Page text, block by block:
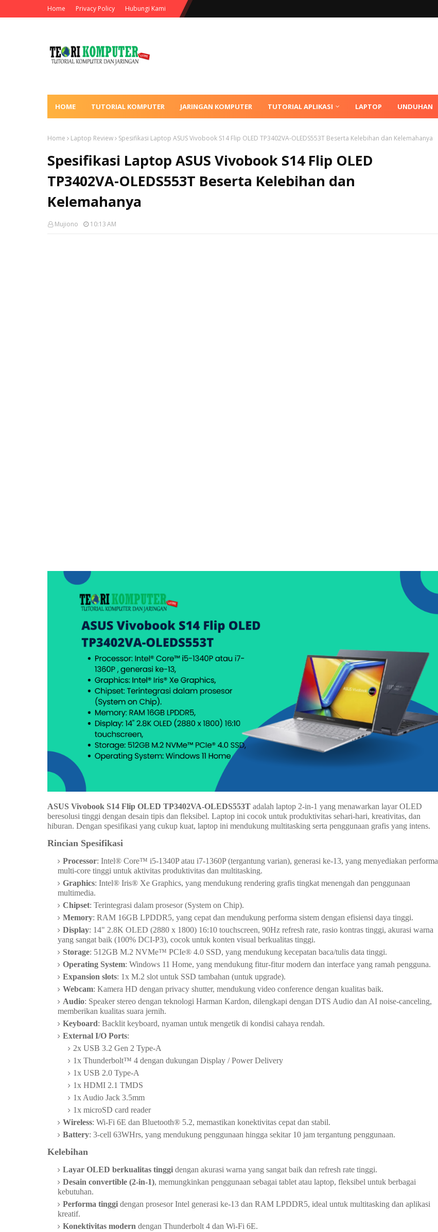
Home Privacy Policy Hubungi Kami
HOME TUTORIAL KOMPUTER JARINGAN KOMPUTER TUTORIAL APLIKASI LAPTOP UNDUHAN
Home Laptop Review Spesifikasi Laptop ASUS Vivobook S14 Flip OLED TP3402VA-OLEDS553T Beserta Kelebihan dan Kelemahanya
Spesifikasi Laptop ASUS Vivobook S14 Flip OLED
TP3402VA-OLEDS553T Beserta Kelebihan dan
Kelemahanya
Mujiono 10:13 AM
ASUS Vivobook S14 Flip OLED TP3402VA-OLEDS553T adalah laptop 2-in-1 yang menawarkan layar OLED
beresolusi tinggi dengan desain tipis dan fleksibel. Laptop ini cocok untuk produktivitas sehari-hari, kreativitas, dan
hiburan. Dengan spesifikasi yang cukup kuat, laptop ini mendukung multitasking serta penggunaan grafis yang intens.
Rincian Spesifikasi
Processor: Intel® Core™ i5-1340P atau i7-1360P (tergantung varian), generasi ke-13, yang menyediakan performa
multi-core tinggi untuk aktivitas produktivitas dan multitasking.
Graphics: Intel® Iris® Xe Graphics, yang mendukung rendering grafis tingkat menengah dan penggunaan
multimedia.
Chipset: Terintegrasi dalam prosesor (System on Chip).
Memory: RAM 16GB LPDDR5, yang cepat dan mendukung performa sistem dengan efisiensi daya tinggi.
Display: 14" 2.8K OLED (2880 x 1800) 16:10 touchscreen, 90Hz refresh rate, rasio kontras tinggi, akurasi warna
yang sangat baik (100% DCI-P3), cocok untuk konten visual berkualitas tinggi.
Storage: 512GB M.2 NVMe™ PCIe® 4.0 SSD, yang mendukung kecepatan baca/tulis data tinggi.
Operating System: Windows 11 Home, yang mendukung fitur-fitur modern dan interface yang ramah pengguna.
Expansion slots: 1x M.2 slot untuk SSD tambahan (untuk upgrade).
Webcam: Kamera HD dengan privacy shutter, mendukung video conference dengan kualitas baik.
Audio: Speaker stereo dengan teknologi Harman Kardon, dilengkapi dengan DTS Audio dan AI noise-canceling,
memberikan kualitas suara jernih.
Keyboard: Backlit keyboard, nyaman untuk mengetik di kondisi cahaya rendah.
External I/O Ports:
2x USB 3.2 Gen 2 Type-A
1x Thunderbolt™ 4 dengan dukungan Display / Power Delivery
1x USB 2.0 Type-A
1x HDMI 2.1 TMDS
1x Audio Jack 3.5mm
1x microSD card reader
Wireless: Wi-Fi 6E dan Bluetooth® 5.2, memastikan konektivitas cepat dan stabil.
Battery: 3-cell 63WHrs, yang mendukung penggunaan hingga sekitar 10 jam tergantung penggunaan.
Kelebihan
Layar OLED berkualitas tinggi dengan akurasi warna yang sangat baik dan refresh rate tinggi.
Desain convertible (2-in-1), memungkinkan penggunaan sebagai tablet atau laptop, fleksibel untuk berbagai
kebutuhan.
Performa tinggi dengan prosesor Intel generasi ke-13 dan RAM LPDDR5, ideal untuk multitasking dan aplikasi
kreatif.
Konektivitas modern dengan Thunderbolt 4 dan Wi-Fi 6E.